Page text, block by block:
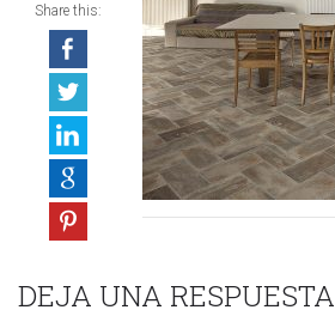
Share this:
DEJA UNA RESPUESTA